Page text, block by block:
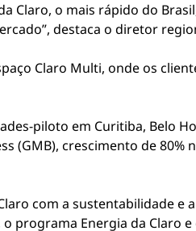
Claro, o mais rápido do
destaca o diretor
Claro Multi, onde os
piloto em Curitiba, Belo
(GMB), crescimento de 80%
com a sustentabilidade e
programa Energia da Claro e